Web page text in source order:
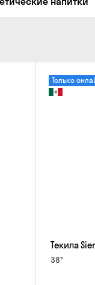
Только
Текила
38°